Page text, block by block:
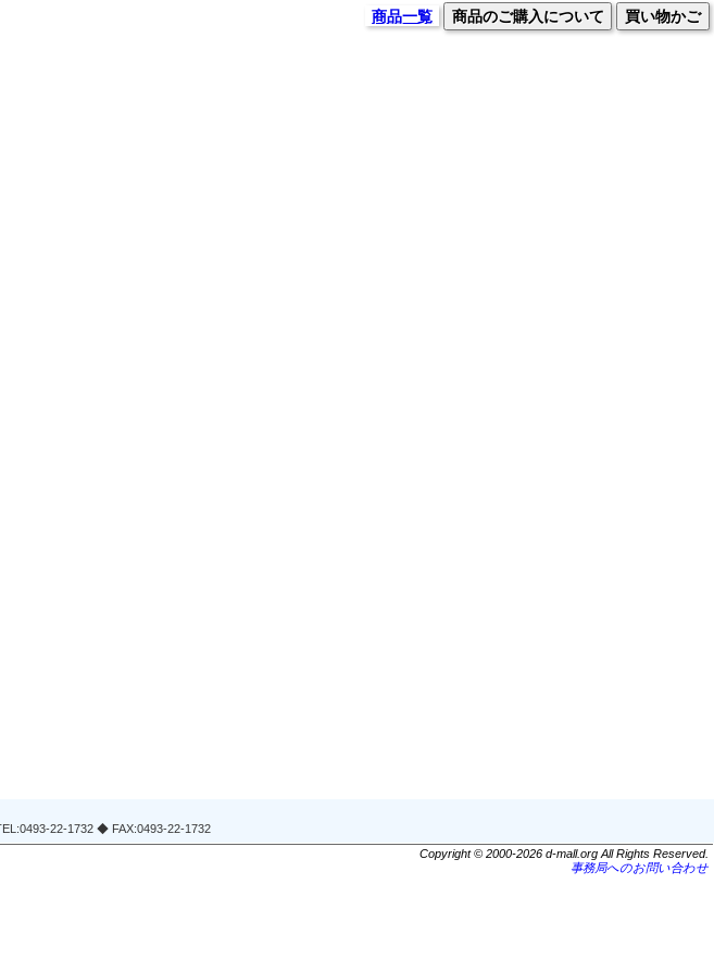
商品一覧 商品のご購入について 買い物かご
22-1732 ◆ FAX:0493-22-1732
Copyright © 2000-2026 d-mall.org All Rights Reserved.
事務局へのお問い合わせ